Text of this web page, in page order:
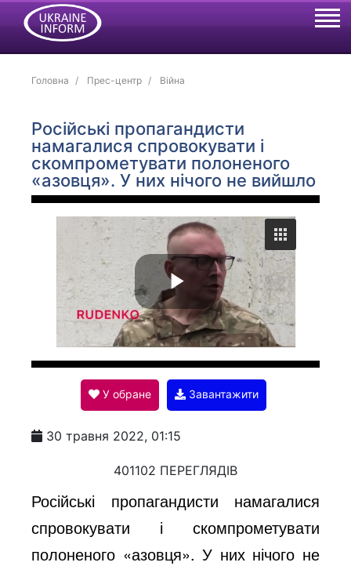
Головна Прес-центр Війна
Російські пропагандисти
намагалися спровокувати і
скомпрометувати полоненого
«азовця». У них нічого не вийшло
P
l
a
y
V
У обране Завантажити
30 травня 2022, 01:15
401102 ПЕРЕГЛЯДІВ
Російські пропагандисти намагалися
спровокувати і скомпрометувати
полоненого «азовця». У них нічого не